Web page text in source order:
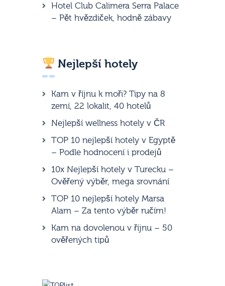
Hotel Club Calimera Serra Palace
– Pět hvězdiček, hodně zábavy
Nejlepší hotely
Kam v říjnu k moři? Tipy na 8
zemí, 22 lokalit, 40 hotelů
Nejlepší wellness hotely v ČR
TOP 10 nejlepší hotely v Egyptě
– Podle hodnocení i prodejů
10x Nejlepší hotely v Turecku –
Ověřený výběr, mega srovnání
TOP 10 nejlepší hotely Marsa
Alam – Za tento výběr ručím!
Kam na dovolenou v říjnu – 50
ověřených tipů